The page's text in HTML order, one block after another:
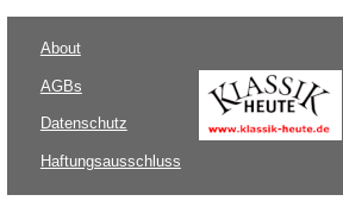
About
AGBs
Datenschutz
Haftungsausschluss